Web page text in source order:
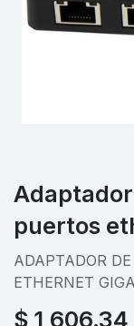
puertos
ADAPTADOR
ETHERNET
$ 1,606.34